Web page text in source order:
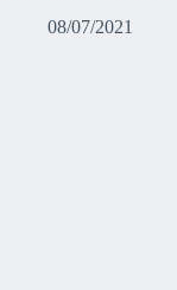
08/07/2021